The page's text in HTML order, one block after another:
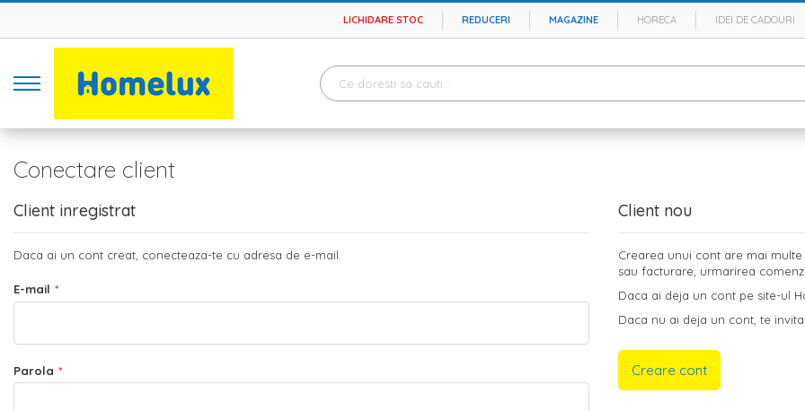
LICHIDARE STOC REDUCERI MAGAZINE HORECA IDEI DE CADOURI
Conectare client
Client inregistrat
Daca ai un cont creat, conecteaza-te cu adresa de e-mail.
E-mail
Parola
Client nou
Crearea unui cont are mai
sau facturare, urmarirea
Daca ai deja un cont pe site-ul
Daca nu ai deja un cont, te
Creare cont